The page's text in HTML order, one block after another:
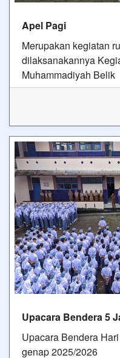
Apel Pagi
Merupakan kegiatan
dilaksanakannya
Muhammadiyah Belik
Upacara Bendera 5
Upacara Bendera
genap 2025/2026